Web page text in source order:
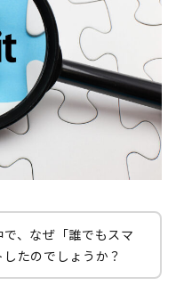
、なぜ「誰でもスマ
たのでしょうか？